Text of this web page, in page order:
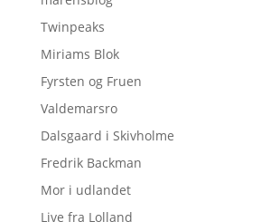
Twinpeaks
Miriams Blok
Fyrsten og Fruen
Valdemarsro
Dalsgaard i Skivholme
Fredrik Backman
Mor i udlandet
Live fra Lolland